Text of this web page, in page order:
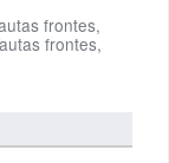
frontes,
frontes,